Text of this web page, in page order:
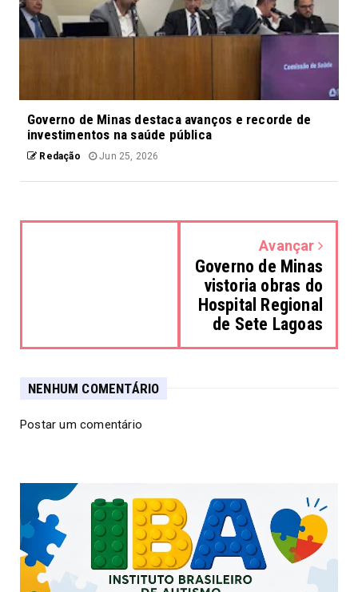
Governo de Minas destaca avanços e recorde de
investimentos na saúde pública
Redação Jun 25, 2026
Avançar
Governo de Minas
vistoria obras do
Hospital Regional
de Sete Lagoas
NENHUM COMENTÁRIO
Postar um comentário